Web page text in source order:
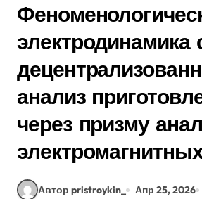
электродинамика
анализ
через призму
Автор pristroykin_ Апр 25, 2026